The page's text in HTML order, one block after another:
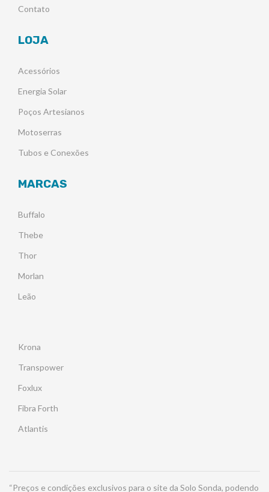
Contato
LOJA
Acessórios
Energia Solar
Poços Artesianos
Motoserras
Tubos e Conexões
MARCAS
Buffalo
Thebe
Thor
Morlan
Leão
Krona
Transpower
Foxlux
Fibra Forth
Atlantis
“Preços e condições exclusivos para o site da Solo Sonda, podendo